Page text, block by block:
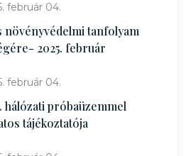
február 04.
növényvédelmi tanfolyam
2025. február
február 04.
hálózati próbaüzemmel
tájékoztatója